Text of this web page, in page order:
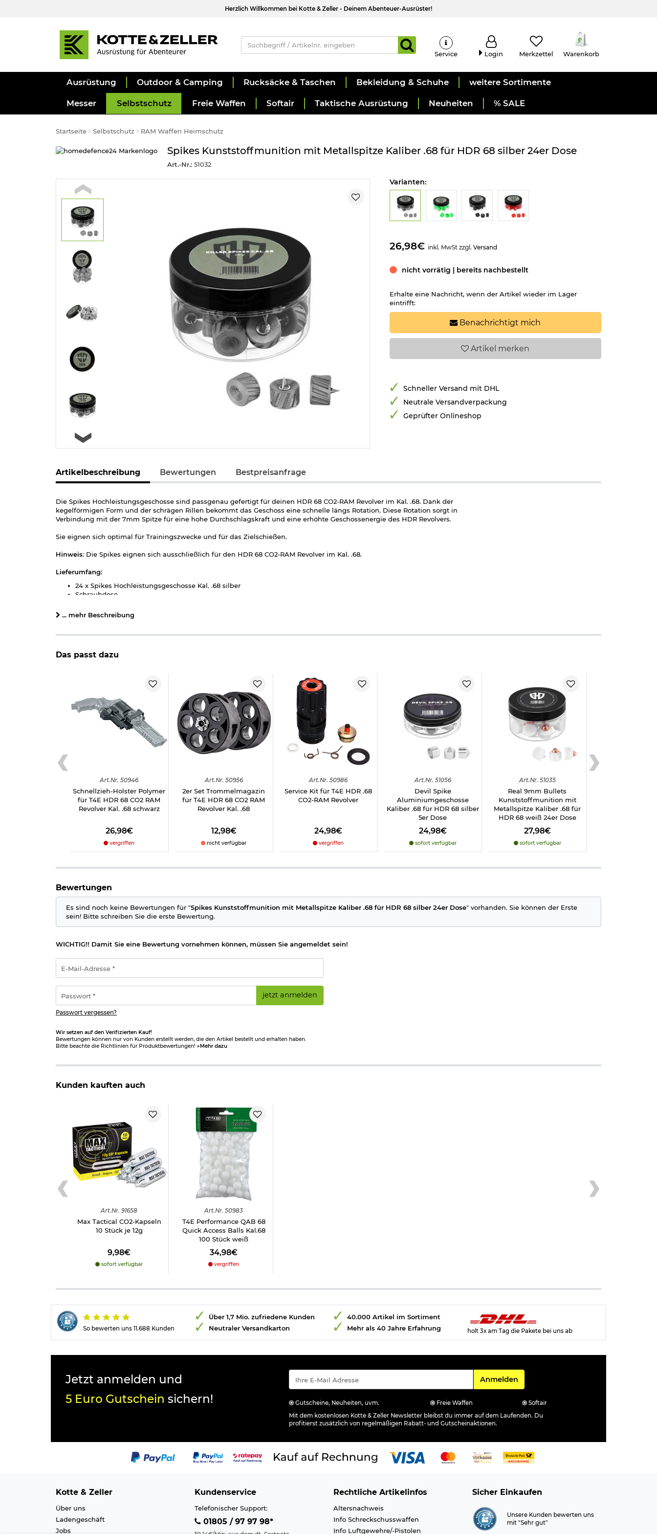
Herzlich Willkommen bei Kotte & Zeller - Deinem Abenteuer-Ausrüster!
Service Login Merkzettel Warenkorb
Ausrüstung Outdoor & Camping Rucksäcke & Taschen Bekleidung & Schuhe weitere Sortimente
Messer Selbstschutz Freie Waffen Softair Taktische Ausrüstung Neuheiten % SALE
Startseite Selbstschutz RAM Waffen Heimschutz
Spikes Kunststoffmunition mit Metallspitze Kaliber .68 für HDR 68 silber 24er Dose
Art.-Nr.: 51032
Varianten:
26,98€ inkl. MwSt zzgl. Versand
nicht vorrätig | bereits nachbestellt
Erhalte eine Nachricht, wenn der Artikel wieder im Lager
eintrifft:
Benachrichtigt mich
Artikel merken
Schneller Versand mit DHL
Neutrale Versandverpackung
Geprüfter Onlineshop
Artikelbeschreibung Bewertungen Bestpreisanfrage
Die Spikes Hochleistungsgeschosse sind passgenau gefertigt für deinen HDR 68 CO2-RAM Revolver im Kal. .68. Dank der
kegelförmigen Form und der schrägen Rillen bekommt das Geschoss eine schnelle längs Rotation. Diese Rotation sorgt in
Verbindung mit der 7mm Spitze für eine hohe Durchschlagskraft und eine erhöhte Geschossenergie des HDR Revolvers.
Sie eignen sich optimal für Trainingszwecke und für das Zielschießen.
Hinweis: Die Spikes eignen sich ausschließlich für den HDR 68 CO2-RAM Revolver im Kal. .68.
Lieferumfang:
24 x Spikes Hochleistungsgeschosse Kal. .68 silber
Schraubdose
Details zu Spikes Kal. 68 RAM Munition:
Kaliber: .68
Einzelgewicht: ca. 2,5 g
Durchmesser: 17,3 mm
hohe Durchschlagskraft
Material: Metall, Kunststoff (3D-Druck)
Farbe: silber
: Die Spikes Geschosse sind ausdrücklich zum Zielschießen auf dafür geeignete Ziele gedacht. Niemals auf Menschen oder
Herstellerinformationen
Verantwortliche Person für die EU
... mehr Beschreibung
Das passt dazu
Art.Nr. 50946
Schnellzieh-Holster Polymer
für T4E HDR 68 CO2 RAM
Revolver Kal. .68 schwarz
26,98€
vergriffen
Art.Nr. 50956
2er Set Trommelmagazin
für T4E HDR 68 CO2 RAM
Revolver Kal. .68
12,98€
nicht verfügbar
Art.Nr. 50986
Service Kit für T4E HDR .68
CO2-RAM Revolver
24,98€
vergriffen
Art.Nr. 51056
Devil Spike
Aluminiumgeschosse
Kaliber .68 für HDR 68 silber
5er Dose
24,98€
sofort verfügbar
Art.Nr. 51035
Real 9mm Bullets
Kunststoffmunition mit
Metallspitze Kaliber .68 für
HDR 68 weiß 24er Dose
27,98€
sofort verfügbar
Bewertungen
Es sind noch keine Bewertungen für "Spikes Kunststoffmunition mit Metallspitze Kaliber .68 für HDR 68 silber 24er Dose" vorhanden. Sie können der Erste
sein! Bitte schreiben Sie die erste Bewertung.
WICHTIG!! Damit Sie eine Bewertung vornehmen können, müssen Sie angemeldet sein!
Mail-
Adresse
*
jetzt anmelden
Passwort vergessen?
Wir setzen auf den Verifizierten Kauf!
Bewertungen können nur von Kunden erstellt werden, die den Artikel bestellt und erhalten haben.
Bitte beachte die Richtlinien für Produktbewertungen! »Mehr dazu
Kunden kauften auch
Art.Nr. 91658
Max Tactical CO2-Kapseln
10 Stück je 12g
9,98€
sofort verfügbar
Art.Nr. 50983
T4E Performance QAB 68
Quick Access Balls Kal.68
100 Stück weiß
34,98€
vergriffen
So bewerten uns 11.688 Kunden
Über 1,7 Mio. zufriedene Kunden
Neutraler Versandkarton
40.000 Artikel im Sortiment
Mehr als 40 Jahre Erfahrung
holt 3x am Tag die Pakete bei uns ab
Jetzt anmelden und
5 Euro Gutschein sichern!
Für den Newsletter
Anmelden
Gutscheine, Neuheiten, uvm. Freie Waffen
Softair
Mit dem kostenlosen Kotte & Zeller Newsletter bleibst du immer auf dem Laufenden. Du
profitierst zusätzlich von regelmäßigen Rabatt- und Gutscheinaktionen.
Kotte & Zeller
Über uns
Ladengeschäft
Jobs
Kundenservice
Telefonischer Support:
01805 / 97 97 98*
Rechtliche Artikelinfos
Altersnachweis
Info Schreckschusswaffen
Info Luftgewehre/-Pistolen
Sicher Einkaufen
Unsere Kunden bewerten uns
mit "Sehr gut"